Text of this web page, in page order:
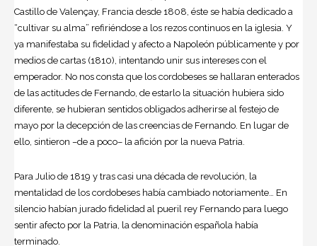
Castillo de Valençay, Francia desde 1808, éste se había dedicado a
“cultivar su alma” refiriéndose a los rezos continuos en la iglesia. Y
ya manifestaba su fidelidad y afecto a Napoleón públicamente y por
medios de cartas (1810), intentando unir sus intereses con el
emperador. No nos consta que los cordobeses se hallaran enterados
de las actitudes de Fernando, de estarlo la situación hubiera sido
diferente, se hubieran sentidos obligados adherirse al festejo de
mayo por la decepción de las creencias de Fernando. En lugar de
ello, sintieron –de a poco– la afición por la nueva Patria.
Para Julio de 1819 y tras casi una década de revolución, la
mentalidad de los cordobeses había cambiado notoriamente… En
silencio habían jurado fidelidad al pueril rey Fernando para luego
sentir afecto por la Patria, la denominación española había
terminado.